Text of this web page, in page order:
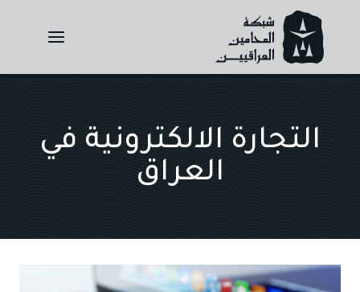
content
التجارة الالكترونية في
العراق